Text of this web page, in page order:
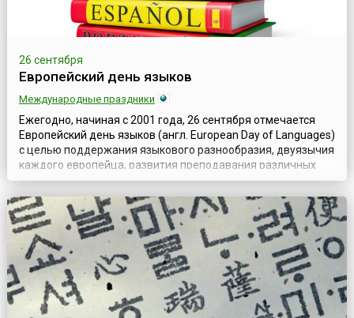
26 сентября
Европейский день языков
Международные праздники
Ежегодно, начиная с 2001 года, 26 сентября отмечается
Европейский день языков (англ. European Day of Languages)
с целью поддержания языкового разнообразия, двуязычия
каждого европейца, развития преподавания различных
языков в мире и их изучения. Он был провозглашён
Советом Европы при поддержке Европейского союза (ЕС)
во время Европейского года языков (2001). Действительно,
сейчас становится вс...